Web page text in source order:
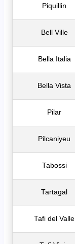
Piquillin
Bell Ville
Bella Italia
Bella Vista
Pilar
Pilcaniyeu
Tabossi
Tartagal
Tafi del Valle